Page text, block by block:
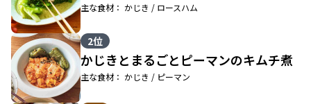
主な食材： かじき / ロースハム
2位
かじきとまるごとピーマンのキムチ煮
主な食材： かじき / ピーマン